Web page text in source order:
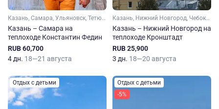
Казань, Самара, Ульяновск, Тетюши, Болгар
Казань – Самара на
теплоходе Константин Федин
RUB 60,700
4 дн. 18—21 августа
Казань, Нижний Новгород, Чебоксары, Свияжск
Казань – Нижний Новгород на
теплоходе Кронштадт
RUB 25,900
3 дн. 18—20 августа
Отдых с детьми
Отдых с детьми
-5%